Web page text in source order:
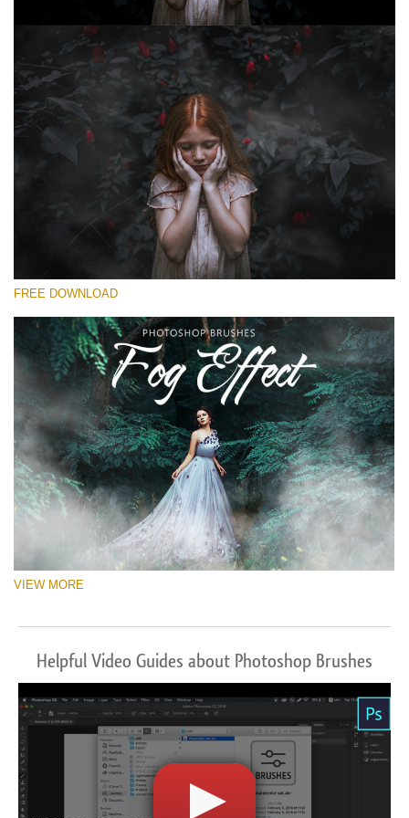
Prosím vyberte
Free Ps Brush #6
Fog Effect
(30 Ps Brushes)
Stažení zdarma
FREE DOWNLOAD
VIEW MORE
Helpful Video Guides about Photoshop Brushes